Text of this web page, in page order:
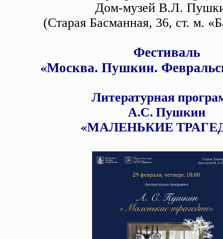
Дом-музей В.Л.
(Старая Басманная, 36, ст. м.
Фестиваль
«Москва. Пушкин.
Литературная
А.С. Пушкин
«МАЛЕНЬКИЕ